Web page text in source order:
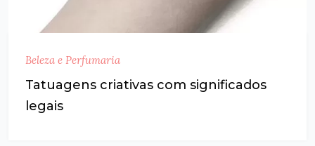
Beleza e Perfumaria
Tatuagens criativas com significados
legais